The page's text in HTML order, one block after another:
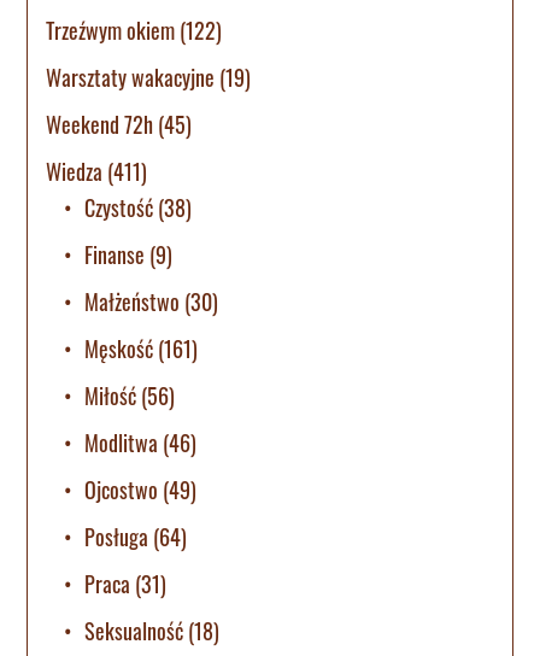
Trzeźwym okiem(122)
Warsztaty wakacyjne (19)
Weekend 72h(45)
Wiedza (411)
Czystość(38)
Finanse (9)
Małżeństwo (30)
Męskość(161)
Miłość(56)
Modlitwa (46)
Ojcostwo (49)
Posługa (64)
Praca (31)
Seksualność(18)